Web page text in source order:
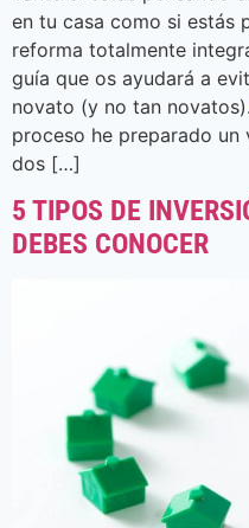
en tu casa como si estás
reforma totalmente
guía que os ayudará a
novato (y no tan novatos).
proceso he preparado
dos […]
5 TIPOS DE
DEBES CONOCER